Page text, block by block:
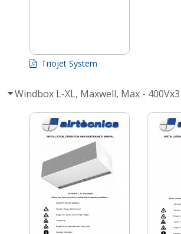
Triojet System
Windbox L-XL, Maxwell, Max - 400Vx3